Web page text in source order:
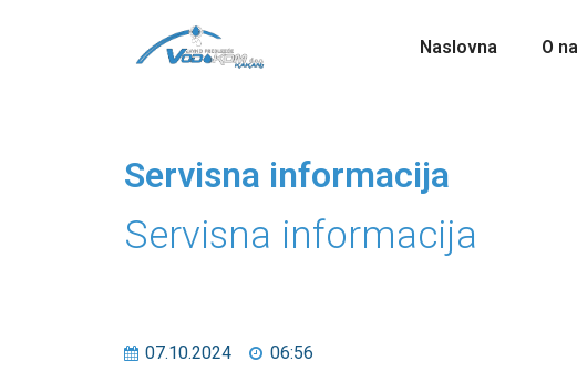
Naslovna O
Servisna informacija
Servisna informacija
07.10.2024 06:56